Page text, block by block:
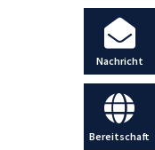
Nachricht
Bereitschaft